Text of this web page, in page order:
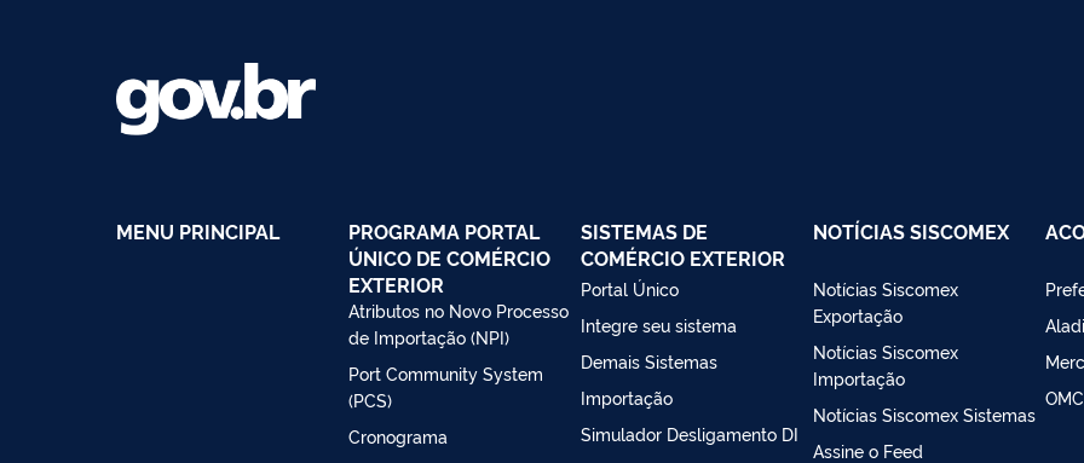
MENU PRINCIPAL
PROGRAMA PORTAL
ÚNICO DE COMÉRCIO
EXTERIOR
Atributos no Novo Processo
de Importação (NPI)
Port Community System
(PCS)
Cronograma
SISTEMAS DE
COMÉRCIO EXTERIOR
Portal Único
Integre seu sistema
Demais Sistemas
Importação
Simulador Desligamento DI
NOTÍCIAS SISCOMEX
Notícias Siscomex
Exportação
Notícias Siscomex
Importação
Notícias Siscomex Sistemas
Assine o Feed
Aladi
OMC